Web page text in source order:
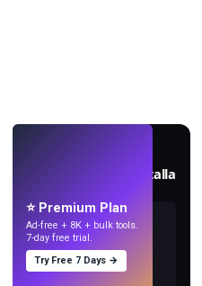
Crea fondos de pantalla
⭐ Premium Plan
Ad-free + 8K + bulk tools.
7-day free trial.
Try Free 7 Days →